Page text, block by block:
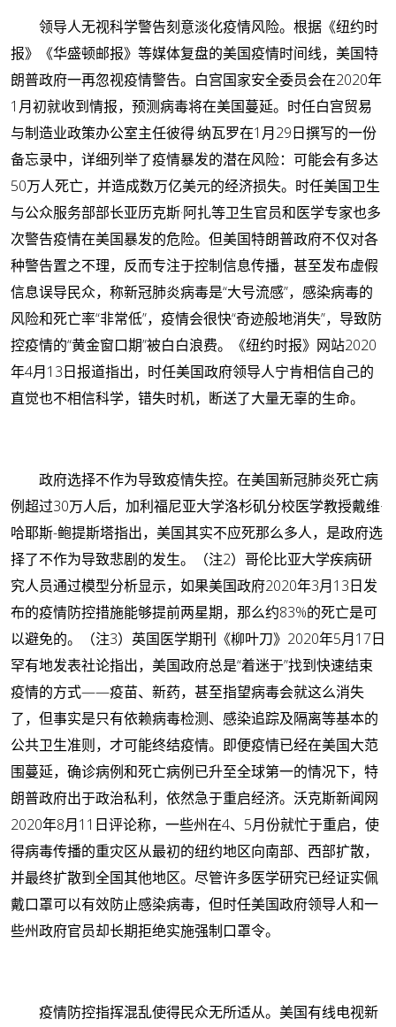
领导人无视科学警告刻意淡化疫情风险。根据《纽约时
报》《华盛顿邮报》等媒体复盘的美国疫情时间线，美国特
朗普政府一再忽视疫情警告。白宫国家安全委员会在2020年
1月初就收到情报，预测病毒将在美国蔓延。时任白宫贸易
与制造业政策办公室主任彼得·纳瓦罗在1月29日撰写的一份
备忘录中，详细列举了疫情暴发的潜在风险：可能会有多达
50万人死亡，并造成数万亿美元的经济损失。时任美国卫生
与公众服务部部长亚历克斯·阿扎等卫生官员和医学专家也多
次警告疫情在美国暴发的危险。但美国特朗普政府不仅对各
种警告置之不理，反而专注于控制信息传播，甚至发布虚假
信息误导民众，称新冠肺炎病毒是“大号流感”，感染病毒的
风险和死亡率“非常低”，疫情会很快“奇迹般地消失”，导致防
控疫情的“黄金窗口期”被白白浪费。《纽约时报》网站2020
年4月13日报道指出，时任美国政府领导人宁肯相信自己的
直觉也不相信科学，错失时机，断送了大量无辜的生命。
政府选择不作为导致疫情失控。在美国新冠肺炎死亡病
例超过30万人后，加利福尼亚大学洛杉矶分校医学教授戴维·
哈耶斯-鲍提斯塔指出，美国其实不应死那么多人，是政府选
择了不作为导致悲剧的发生。（注2）哥伦比亚大学疾病研
究人员通过模型分析显示，如果美国政府2020年3月13日发
布的疫情防控措施能够提前两星期，那么约83%的死亡是可
以避免的。（注3）英国医学期刊《柳叶刀》2020年5月17日
罕有地发表社论指出，美国政府总是“着迷于”找到快速结束
疫情的方式——疫苗、新药，甚至指望病毒会就这么消失
了，但事实是只有依赖病毒检测、感染追踪及隔离等基本的
公共卫生准则，才可能终结疫情。即便疫情已经在美国大范
围蔓延，确诊病例和死亡病例已升至全球第一的情况下，特
朗普政府出于政治私利，依然急于重启经济。沃克斯新闻网
2020年8月11日评论称，一些州在4、5月份就忙于重启，使
得病毒传播的重灾区从最初的纽约地区向南部、西部扩散，
并最终扩散到全国其他地区。尽管许多医学研究已经证实佩
戴口罩可以有效防止感染病毒，但时任美国政府领导人和一
些州政府官员却长期拒绝实施强制口罩令。
疫情防控指挥混乱使得民众无所适从。美国有线电视新